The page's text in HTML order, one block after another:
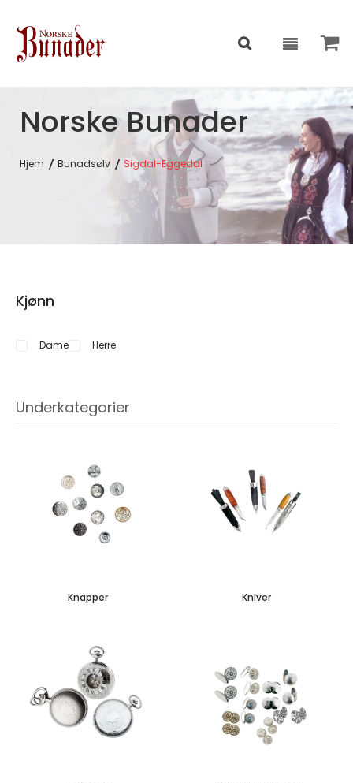
Norske Bunader
Hjem Bunadsølv Sigdal-Eggedal
Kjønn
Dame Herre
Underkategorier
Knapper Kniver